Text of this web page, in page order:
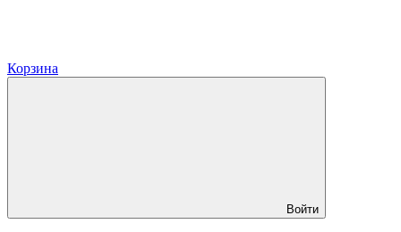
Корзина
Войти